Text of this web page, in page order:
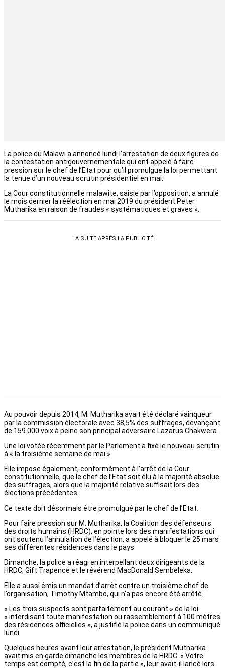
La police du Malawi a annoncé lundi l’arrestation de deux figures de
la contestation antigouvernementale qui ont appelé à faire
pression sur le chef de l’Etat pour qu’il promulgue la loi permettant
la tenue d’un nouveau scrutin présidentiel en mai.
La Cour constitutionnelle malawite, saisie par l’opposition, a annulé
le mois dernier la réélection en mai 2019 du président Peter
Mutharika en raison de fraudes « systématiques et graves ».
LA SUITE APRÈS LA PUBLICITÉ
Au pouvoir depuis 2014, M. Mutharika avait été déclaré vainqueur
par la commission électorale avec 38,5% des suffrages, devançant
de 159.000 voix à peine son principal adversaire Lazarus Chakwera.
Une loi votée récemment par le Parlement a fixé le nouveau scrutin
à « la troisième semaine de mai ».
Elle impose également, conformément à l’arrêt de la Cour
constitutionnelle, que le chef de l’Etat soit élu à la majorité absolue
des suffrages, alors que la majorité relative suffisait lors des
élections précédentes.
Ce texte doit désormais être promulgué par le chef de l’Etat.
Pour faire pression sur M. Mutharika, la Coalition des défenseurs
des droits humains (HRDC), en pointe lors des manifestations qui
ont soutenu l’annulation de l’élection, a appelé à bloquer le 25 mars
ses différentes résidences dans le pays.
Dimanche, la police a réagi en interpellant deux dirigeants de la
HRDC, Gift Trapence et le révérend MacDonald Sembeleka.
Elle a aussi émis un mandat d’arrêt contre un troisième chef de
l’organisation, Timothy Mtambo, qui n’a pas encore été arrêté.
« Les trois suspects sont parfaitement au courant » de la loi
« interdisant toute manifestation ou rassemblement à 100 mètres
des résidences officielles », a justifié la police dans un communiqué
lundi.
Quelques heures avant leur arrestation, le président Mutharika
avait mis en garde dimanche les membres de la HRDC. « Votre
temps est compté, c’est la fin de la partie », leur avait-il lancé lors